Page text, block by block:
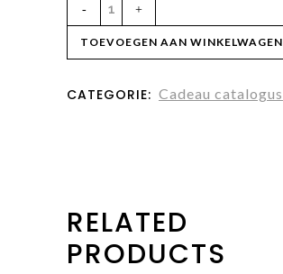
TOEVOEGEN AAN WINKELWAGEN
CATEGORIE: Cadeau catalogus
RELATED
PRODUCTS